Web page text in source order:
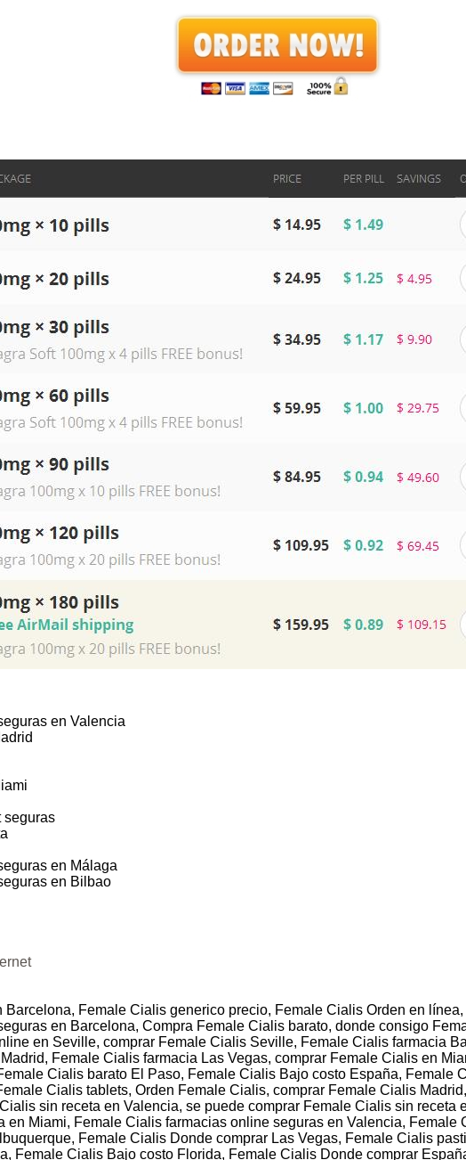
en Valencia
seguras
en Málaga
en Bilbao
Female Cialis generico precio, Female Cialis Orden en
en Barcelona, Compra Female Cialis barato, donde consigo
en Seville, comprar Female Cialis Seville, Female Cialis farmacia
Female Cialis farmacia Las Vegas, comprar Female Cialis en
Cialis barato El Paso, Female Cialis Bajo costo España, Female
Cialis tablets, Orden Female Cialis, comprar Female Cialis
sin receta en Valencia, se puede comprar Female Cialis sin receta
en Miami, Female Cialis farmacias online seguras en Valencia, Female
Female Cialis Donde comprar Las Vegas, Female Cialis
Female Cialis Bajo costo Florida, Female Cialis Donde comprar